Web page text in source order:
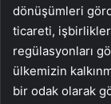
dönüşümleri
ticareti,
regülasyonları
ülkemizin
bir odak olarak